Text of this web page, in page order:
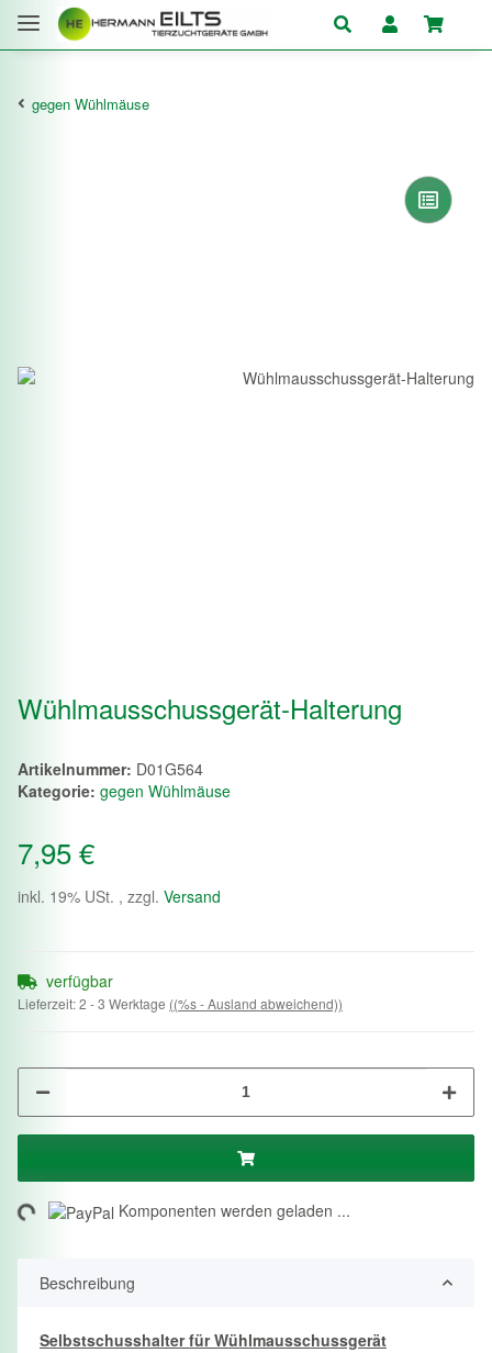
gegen Wühlmäuse
Wühlmausschussgerät-Halterung
Artikelnummer: D01G564
Kategorie: gegen Wühlmäuse
7,95 €
inkl. 19% USt. , zzgl. Versand
verfügbar
Lieferzeit:2 - 3 Werktage ((%s - Ausland abweichend))
Komponenten werden geladen ...
Beschreibung
Selbstschusshalter für Wühlmausschussgerät